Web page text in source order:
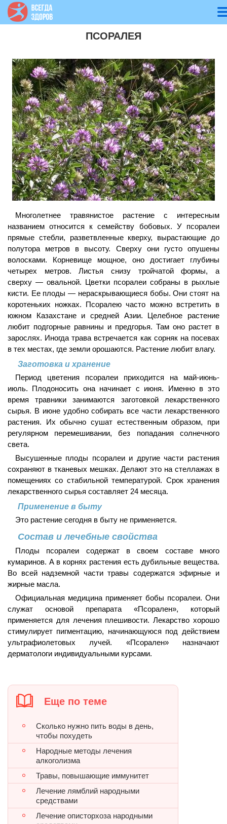
ПСОРАЛЕЯ
Многолетнее травянистое растение с интересным
названием относится к семейству бобовых. У псоралеи
прямые стебли, разветвленные кверху, вырастающие до
полутора метров в высоту. Сверху они густо опушены
волосками. Корневище мощное, оно достигает глубины
четырех метров. Листья снизу тройчатой формы, а
сверху — овальной. Цветки псоралеи собраны в рыхлые
кисти. Ее плоды — нераскрывающиеся бобы. Они стоят на
коротеньких ножках. Псоралею часто можно встретить в
южном Казахстане и средней Азии. Целебное растение
любит подгорные равнины и предгорья. Там оно растет в
зарослях. Иногда трава встречается как сорняк на посевах
в тех местах, где земли орошаются. Растение любит влагу.
Заготовка и хранение
Период цветения псоралеи приходится на май-июнь-
июль. Плодоносить она начинает с июня. Именно в это
время травники занимаются заготовкой лекарственного
сырья. В июне удобно собирать все части лекарственного
растения. Их обычно сушат естественным образом, при
регулярном перемешивании, без попадания солнечного
света.
Высушенные плоды псоралеи и другие части растения
сохраняют в тканевых мешках. Делают это на стеллажах в
помещениях со стабильной температурой. Срок хранения
лекарственного сырья составляет 24 месяца.
Применение в быту
Это растение сегодня в быту не применяется.
Состав и лечебные свойства
Плоды псоралеи содержат в своем составе много
кумаринов. А в корнях растения есть дубильные вещества.
Во всей надземной части травы содержатся эфирные и
жирные масла.
Официальная медицина применяет бобы псоралеи. Они
служат основой препарата «Псорален», который
применяется для лечения плешивости. Лекарство хорошо
стимулирует пигментацию, начинающуюся под действием
ультрафиолетовых лучей. «Псорален» назначают
дерматологи индивидуальными курсами.
Еще по теме
Сколько нужно пить воды в день,
чтобы похудеть
Народные методы лечения
алкоголизма
Травы, повышающие иммунитет
Лечение лямблий народными
средствами
Лечение описторхоза народными